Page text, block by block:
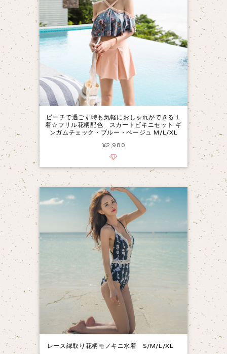
ビーチで過ごす時も気軽におしゃれができる１
着☆フリル花柄配色 スカートビキニセット ギ
ンガムチェック・ブルー・ベージュ M/L/XL
¥2,980
レース縁取り花柄モノキニ水着 S/M/L/XL